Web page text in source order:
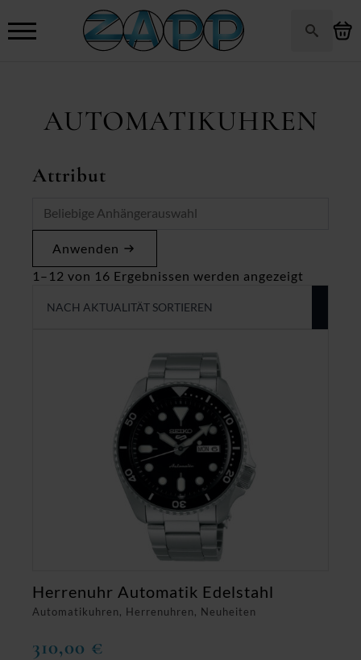
AUTOMATIKUHREN
Attribut
Anwenden
1–12 von 16 Ergebnissen werden angezeigt
Automatikuhren, Herrenuhren, Neuheiten
Herrenuhr Automatik Edelstahl
310,00 €